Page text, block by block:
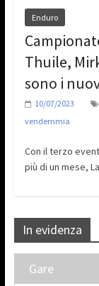
Enduro
Thuile,
sono i
10/07/2023
vendemmia
Con il terzo
più di un mese,
In evidenza
Gare